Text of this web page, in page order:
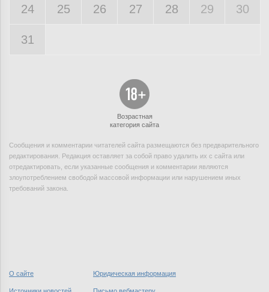
24 25 26 27 28 29 30
31
Возрастная
категория сайта
Сообщения и комментарии читателей сайта размещаются без предварительного
редактирования. Редакция оставляет за собой право удалить их с сайта или
отредактировать, если указанные сообщения и комментарии являются
злоупотреблением свободой массовой информации или нарушением иных
требований закона.
О сайте Юридическая информация